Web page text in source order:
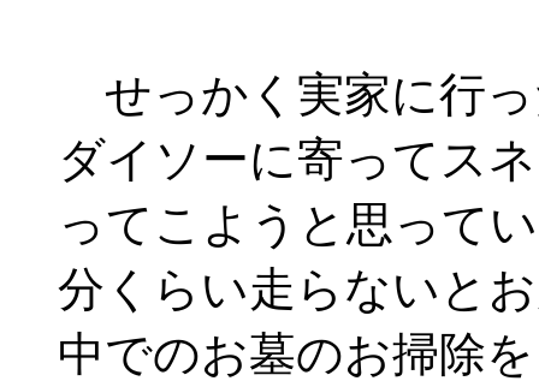
せっかく実家に行
ダイソーに寄ってス
ってこようと思って
分くらい走らないと
中でのお墓のお掃除